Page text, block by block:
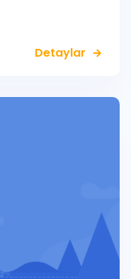
Detaylar